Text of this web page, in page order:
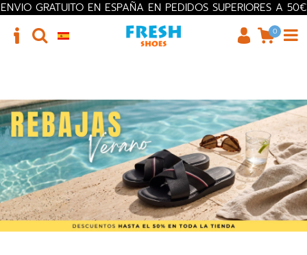
ENVIO GRATUITO EN ESPAÑA EN PEDIDOS SUPERIORES A 50€
0